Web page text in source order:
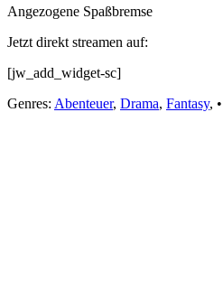
Angezogene Spaßbremse
Jetzt direkt streamen auf:
[jw_add_widget-sc]
Genres: Abenteuer, Drama, Fantasy, •